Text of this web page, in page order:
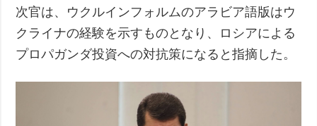
次官は、ウクルインフォルムのアラビア語版はウ
クライナの経験を示すものとなり、ロシアによる
プロパガンダ投資への対抗策になると指摘した。